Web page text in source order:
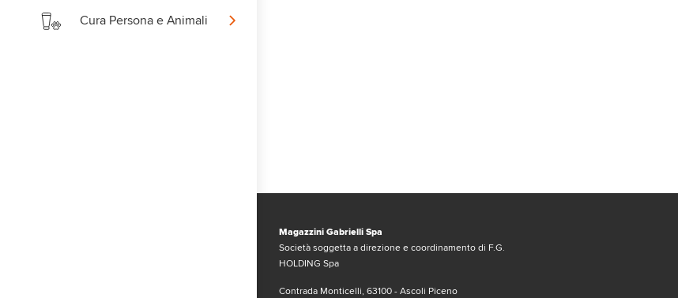
Cura Persona e Animali
Magazzini Gabrielli Spa
Società soggetta a direzione e coordinamento di F.G.
HOLDING Spa
Contrada Monticelli, 63100 - Ascoli Piceno